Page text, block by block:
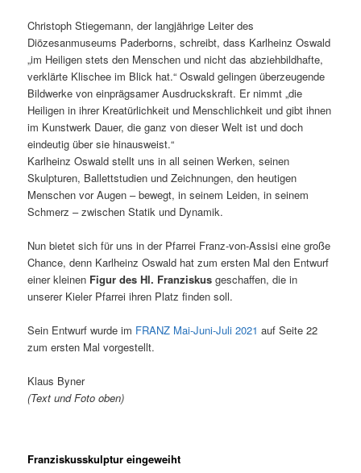
Christoph Stiegemann, der langjährige Leiter des
Diözesanmuseums Paderborns, schreibt, dass Karlheinz Oswald
„im Heiligen stets den Menschen und nicht das abziehbildhafte,
verklärte Klischee im Blick hat.“ Oswald gelingen überzeugende
Bildwerke von einprägsamer Ausdruckskraft. Er nimmt „die
Heiligen in ihrer Kreatürlichkeit und Menschlichkeit und gibt ihnen
im Kunstwerk Dauer, die ganz von dieser Welt ist und doch
eindeutig über sie hinausweist.“
Karlheinz Oswald stellt uns in all seinen Werken, seinen
Skulpturen, Ballettstudien und Zeichnungen, den heutigen
Menschen vor Augen – bewegt, in seinem Leiden, in seinem
Schmerz – zwischen Statik und Dynamik.
Nun bietet sich für uns in der Pfarrei Franz-von-Assisi eine große
Chance, denn Karlheinz Oswald hat zum ersten Mal den Entwurf
einer kleinen Figur des Hl. Franziskus geschaffen, die in
unserer Kieler Pfarrei ihren Platz finden soll.
Sein Entwurf wurde im FRANZ Mai-Juni-Juli 2021 auf Seite 22
zum ersten Mal vorgestellt.
Klaus Byner
(Text und Foto oben)
Franziskusskulptur eingeweiht